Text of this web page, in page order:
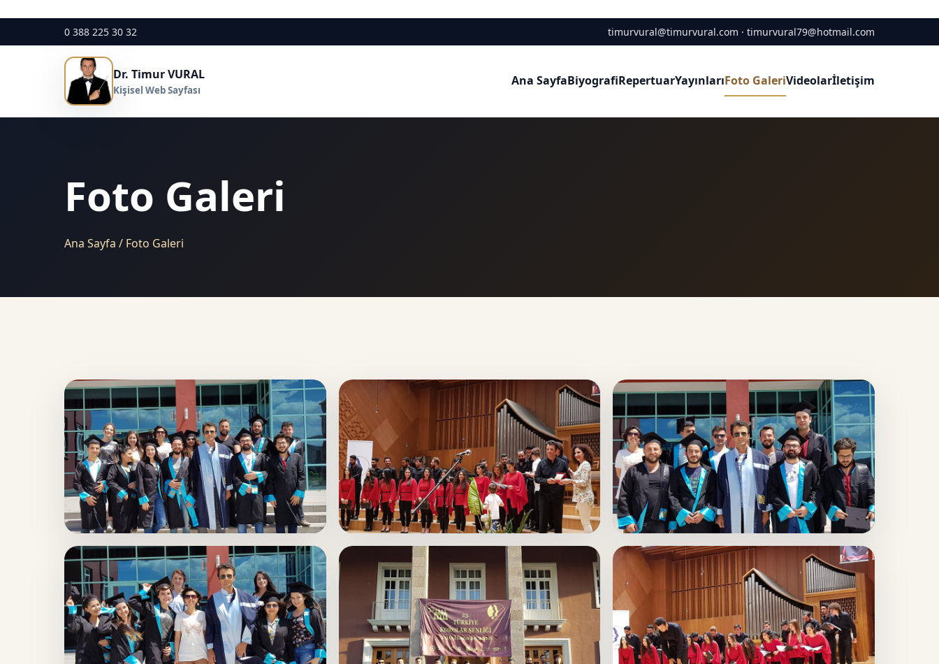
0 388 225 30 32 timurvural@timurvural.com · timurvural79@hotmail.com
Dr. Timur VURAL
Kişisel Web Sayfası
Ana SayfaBiyografiRepertuarYayınlarıFoto GaleriVideolarİletişim
Foto Galeri
Ana Sayfa / Foto Galeri